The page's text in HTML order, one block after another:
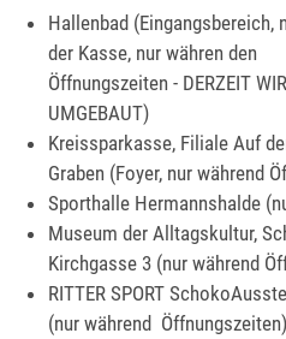
Hallenbad (Eingangsbereich,
der Kasse, nur währen den
Öffnungszeiten - DERZEIT
UMGEBAUT)
Kreissparkasse, Filiale Auf
Graben (Foyer, nur während
Sporthalle Hermannshalde
Museum der Alltagskultur,
Kirchgasse 3 (nur während
RITTER SPORT
(nur während Öffnungszeiten)